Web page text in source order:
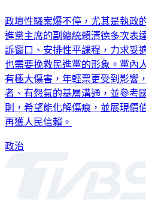
政壇性騷案爆不停，尤其是執政
進黨主席的副總統賴清德多次表
訴窗口、安排性平課程，力求妥
也需要挽救民進黨的形象。黨內
有極大傷害，年輕票更受到影響
者、有怨氣的基層溝通，並參考
則，希望能化解傷痕，並展現價
再獲人民信賴。
政治